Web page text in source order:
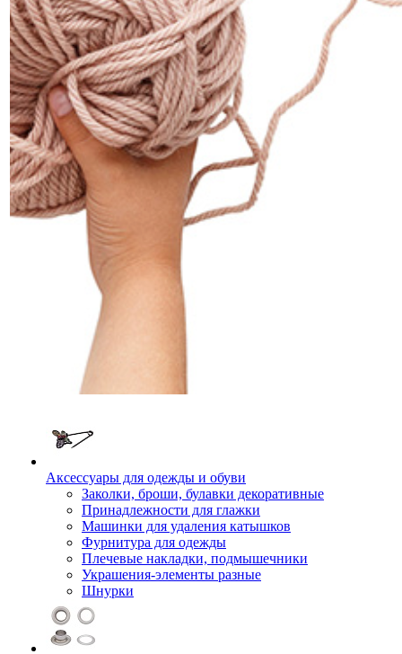
Аксессуары для одежды и обуви
Заколки, броши, булавки декоративные
Принадлежности для глажки
Машинки для удаления катышков
Фурнитура для одежды
Плечевые накладки, подмышечники
Украшения-элементы разные
Шнурки